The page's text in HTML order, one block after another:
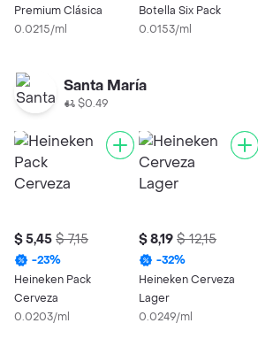
Premium Clásica
0.0215/ml
Botella Six Pack
0.0153/ml
Santa María
$0.49
$ 5,45 $ 7,15
-23%
Heineken Pack
Cerveza
0.0203/ml
$ 8,19 $ 12,15
-32%
Heineken Cerveza
Lager
0.0249/ml